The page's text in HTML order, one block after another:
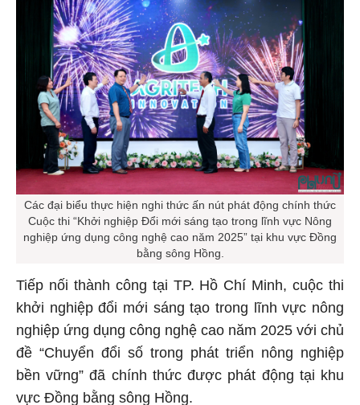
Các đại biểu thực hiện nghi thức ấn nút phát động chính thức
Cuộc thi “Khởi nghiệp Đổi mới sáng tạo trong lĩnh vực Nông
nghiệp ứng dụng công nghệ cao năm 2025” tại khu vực Đồng
bằng sông Hồng.
Tiếp nối thành công tại TP. Hồ Chí Minh, cuộc thi
khởi nghiệp đổi mới sáng tạo trong lĩnh vực nông
nghiệp ứng dụng công nghệ cao năm 2025 với chủ
đề “Chuyển đổi số trong phát triển nông nghiệp
bền vững” đã chính thức được phát động tại khu
vực Đồng bằng sông Hồng.